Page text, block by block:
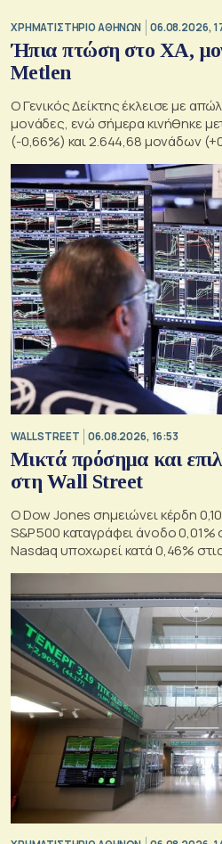
XΡΗΜΑΤΙΣΤΗΡΙΟ ΑΘΗΝΩΝ 06.08.2026,
Ήπια πτώση στο ΧΑ,
Metlen
O Γενικός Δείκτης έκλεισε με
μονάδες, ενώ σήμερα κινήθηκε
(-0,66%) και 2.644,68 μονάδων
WALL STREET 06.08.2026, 16:53
Μικτά πρόσημα και
στη Wall Street
Ο Dow Jones σημειώνει κέρδη
S&P 500 καταγράφει άνοδο
Nasdaq υποχωρεί κατά 0,46%